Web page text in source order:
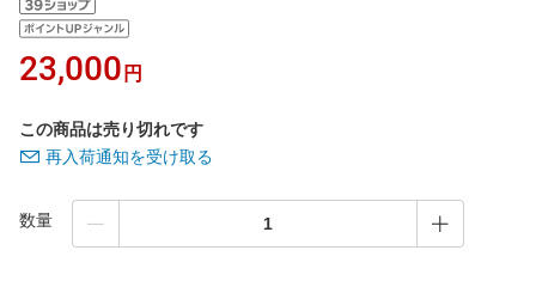
23,000 円
この商品は売り切れです
再入荷通知を受け取る
数量